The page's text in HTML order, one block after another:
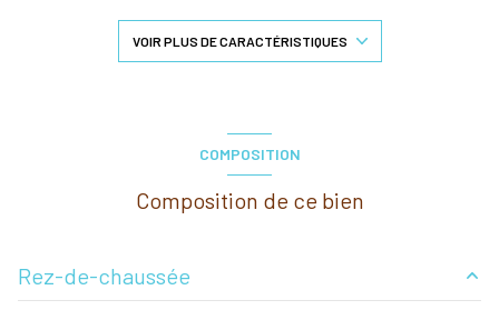
construit en 2013
VOIR PLUS DE CARACTÉRISTIQUES
COMPOSITION
Composition de ce bien
Rez-de-chaussée